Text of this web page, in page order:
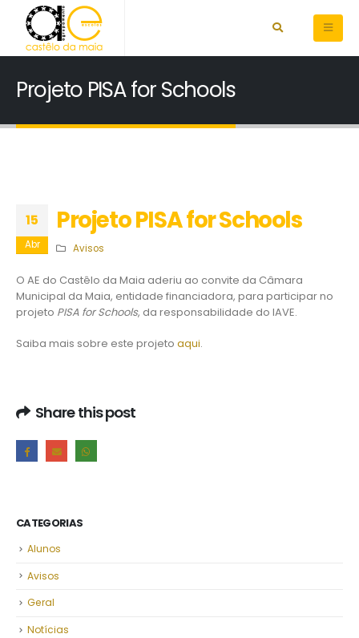
Projeto PISA for Schools
15
Abr
Projeto PISA for Schools
Avisos
O AE do Castêlo da Maia aderiu ao convite da Câmara
Municipal da Maia, entidade financiadora, para participar no
projeto PISA for Schools, da responsabilidade do IAVE.
Saiba mais sobre este projeto aqui.
Share this post
CATEGORIAS
Alunos
Avisos
Geral
Notícias